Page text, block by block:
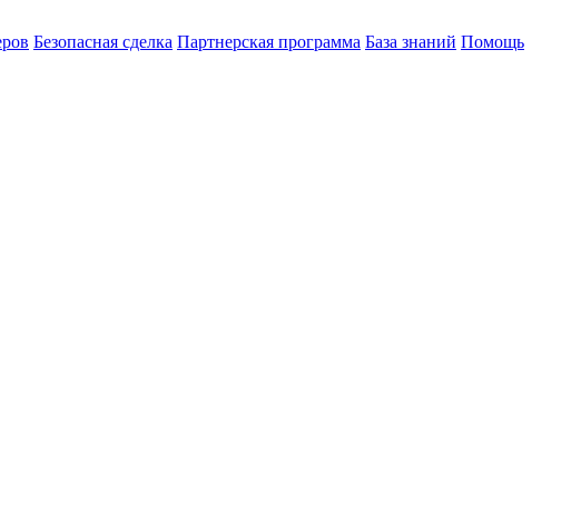
Безопасная сделка Партнерская программа База знаний Помощь